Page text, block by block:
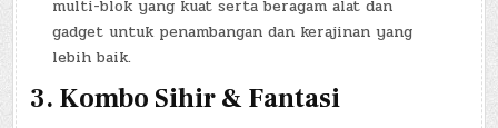
multi-blok yang kuat serta beragam alat dan
gadget untuk penambangan dan kerajinan yang
lebih baik.
3. Kombo Sihir & Fantasi